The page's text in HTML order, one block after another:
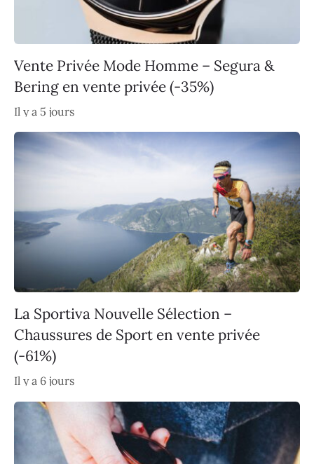
Vente Privée Mode Homme – Segura &
Bering en vente privée (-35%)
Il y a 5 jours
La Sportiva Nouvelle Sélection –
Chaussures de Sport en vente privée
(-61%)
Il y a 6 jours